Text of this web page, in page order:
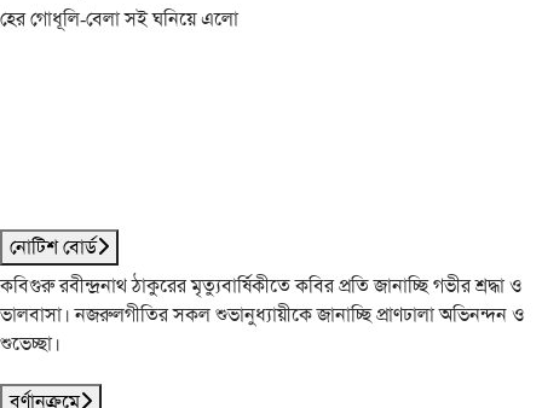
হের গোধূলি-বেলা সই ঘনিয়ে এলো
নোটিশ বোর্ড
কবিগুরু রবীন্দ্রনাথ ঠাকুরের মৃত্যুবার্ষিকীতে কবির প্রতি জানাচ্ছি গভীর শ্রদ্ধা ও
ভালবাসা। নজরুলগীতির সকল শুভানুধ্যায়ীকে জানাচ্ছি প্রাণঢালা অভিনন্দন ও
শুভেচ্ছা।
বর্ণানুক্রমে